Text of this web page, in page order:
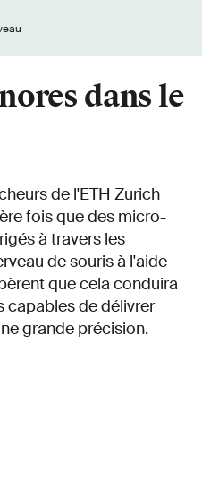
dans le
de l'ETH Zurich
fois que des micro-
à travers les
de souris à l'aide
que cela conduira
capables de délivrer
grande précision.